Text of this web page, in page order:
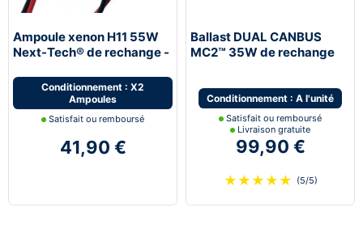
Ampoule xenon H11 55W
Next-Tech® de rechange -
Conditionnement : X2
Ampoules
Satisfait ou remboursé
41,90 €
Ballast DUAL CANBUS
MC2™ 35W de rechange
Conditionnement : A l'unité
Satisfait ou remboursé
Livraison gratuite
99,90 €
★ ★ ★ ★ ★ (5/5)